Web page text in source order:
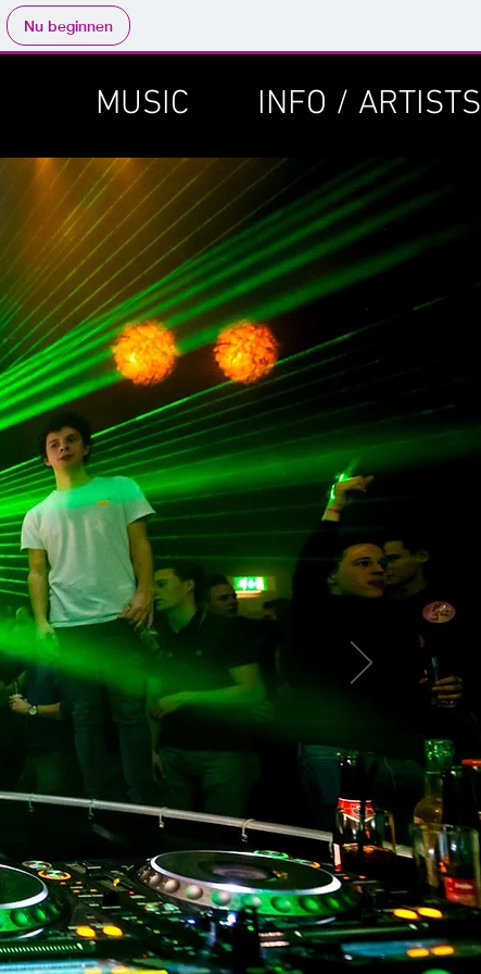
Nu beginnen
MUSIC INFO / ARTISTS